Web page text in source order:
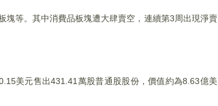
等。其中消費品板塊遭大肆賣空，連續第3周出現淨賣
美元售出431.41萬股普通股股份，價值約為8.63億美